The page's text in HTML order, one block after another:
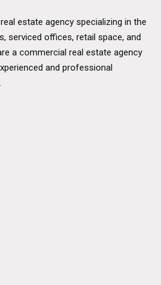
estate agency specializing in the
serviced offices, retail space, and
a commercial real estate agency
and professional